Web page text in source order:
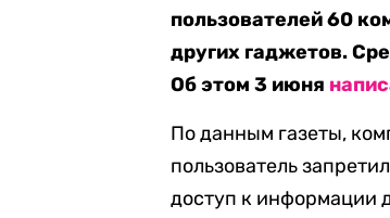
пользователей 60
других гаджетов.
Об этом 3 июня
По данным газеты,
пользователь
доступ к информации